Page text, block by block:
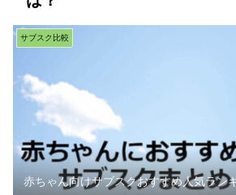
サブスク比較
赤ちゃん向けサブスクおすすめ人気ラン